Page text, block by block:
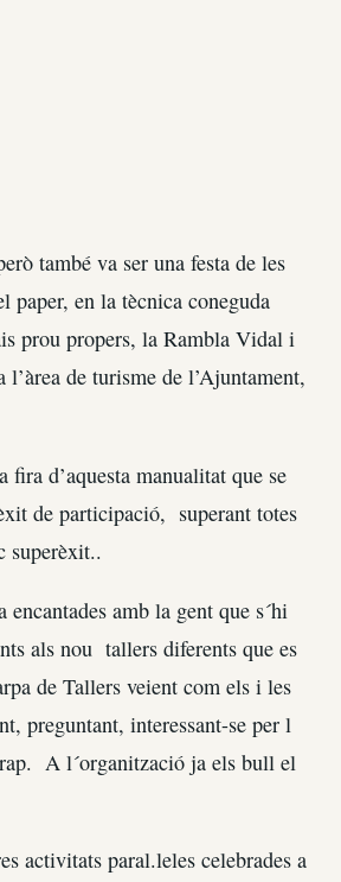
també va ser una festa de les
en la tècnica coneguda
prou propers, la Rambla Vidal i
l’àrea de turisme de l’Ajuntament,
d’aquesta manualitat que se
de participació, superant totes
superèxit..
amb la gent que s´hi
als nou tallers diferents que es
de Tallers veient com els i les
preguntant, interessant-se per l
A l´organització ja els bull el
activitats paral.leles celebrades a